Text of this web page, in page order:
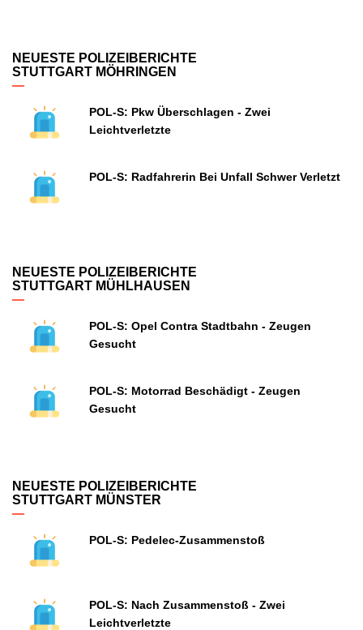
NEUESTE POLIZEIBERICHTE
STUTTGART MÖHRINGEN
POL-S: Pkw Überschlagen - Zwei
Leichtverletzte
POL-S: Radfahrerin Bei Unfall Schwer Verletzt
NEUESTE POLIZEIBERICHTE
STUTTGART MÜHLHAUSEN
POL-S: Opel Contra Stadtbahn - Zeugen
Gesucht
POL-S: Motorrad Beschädigt - Zeugen
Gesucht
NEUESTE POLIZEIBERICHTE
STUTTGART MÜNSTER
POL-S: Pedelec-Zusammenstoß
POL-S: Nach Zusammenstoß - Zwei
Leichtverletzte